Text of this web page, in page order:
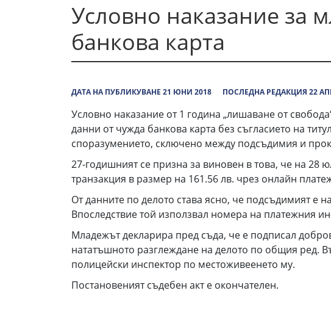
Условно наказание за
банкова карта
ДАТА НА ПУБЛИКУВАНЕ 21 ЮНИ 2018 ПОСЛЕДНА РЕДАКЦИЯ 22
Условно наказание от 1 година „лишаване от
данни от чужда банкова карта без съгласието на
споразумението, сключено между подсъдимия и
27-годишният се призна за виновен в това, че на 28
транзакция в размер на 161.56 лв. чрез онлайн
От данните по делото става ясно, че подсъдимият е
Впоследствие той използвал номера на платежния
Младежът декларира пред съда, че е подписал
нататъшното разглеждане на делото по общия ред.
полицейски инспектор по местоживеенето му.
Постановеният съдебен акт е окончателен.